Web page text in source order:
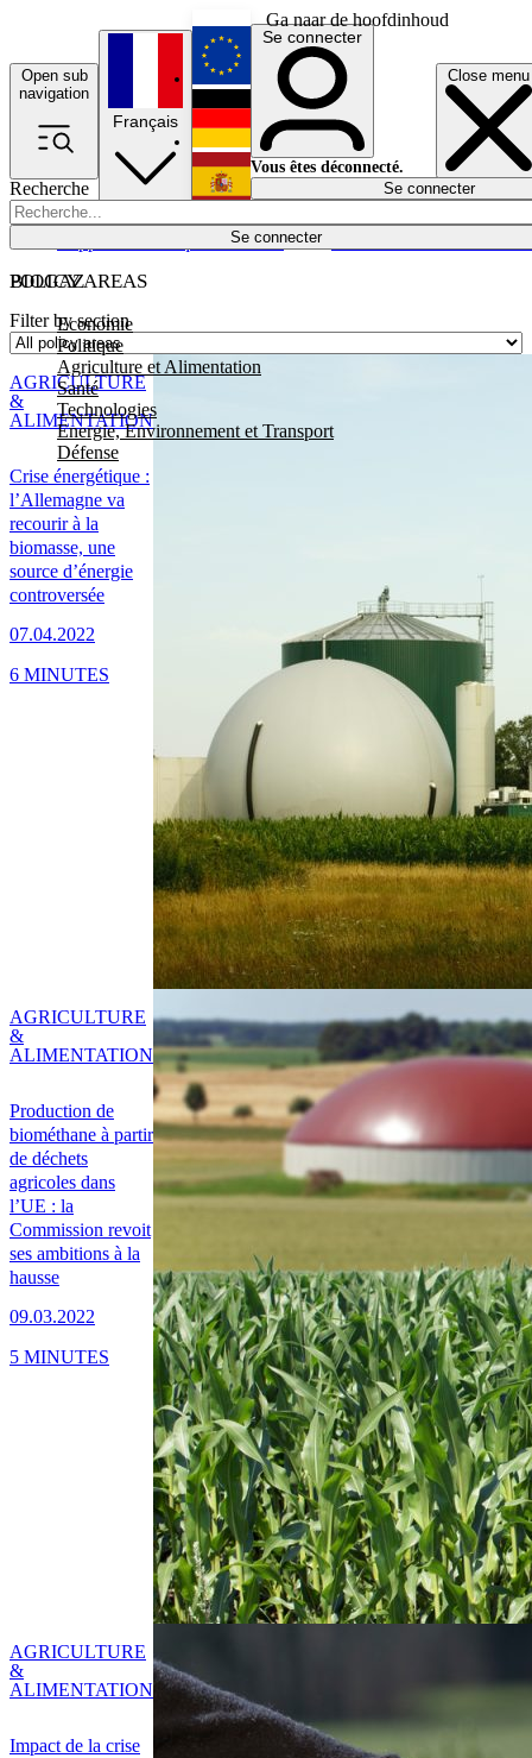
Ga naar de hoofdinhoud
Open sub
navigation
Close menu
Recherche
Se connecter
POLICY AREAS
Economie
Politique
Agriculture et Alimentation
Santé
Technologies
Energie, Environnement et Transport
Défense
Économie
Français
English
Deutsch
Español
Se connecter
Vous êtes déconnecté.
Se connecter
BIOGAZ
Filter by section
Crise énergétique :
l’Allemagne va
recourir à la
biomasse, une
source d’énergie
controversée
07.04.2022
AGRICULTURE
&
ALIMENTATION
6 MINUTES
Production de
biométhane à partir
de déchets
agricoles dans
l’UE : la
Commission revoit
ses ambitions à la
hausse
09.03.2022
AGRICULTURE
&
ALIMENTATION
5 MINUTES
Impact de la crise
AGRICULTURE
&
ALIMENTATION